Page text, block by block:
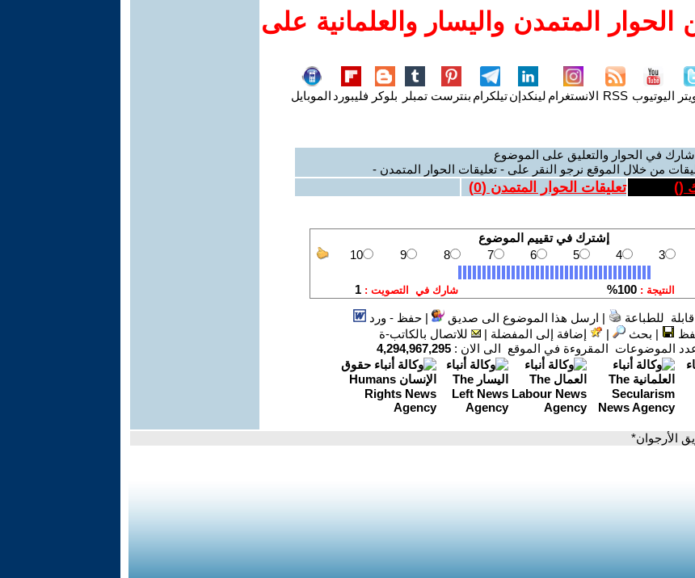
المتمدن واليسار والعلمانية على
اليوتيوب RSS الانستغرام لينكدإنتيلكرام بنترست تمبلر بلوكر فليبورد الموبايل
في الحوار والتعليق على الموضوع
من خلال الموقع نرجو النقر على - تعليقات الحوار المتمدن -
(
) تعليقات الحوار المتمدن (0
)
للطباعة | ارسل هذا الموضوع الى صديق |حفظ - ورد
| بحث | إضافة إلى المفضلة |
للاتصال بالكاتب-ة
الموضوعات المقروءة في الموقع الى الان : 4,294,967,295
الأرجوان*